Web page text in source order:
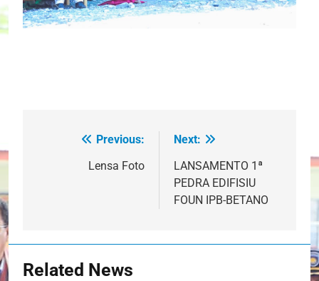
navigation
Previous:
Lensa Foto
Next:
LANSAMENTO 1ª
PEDRA EDIFISIU
FOUN IPB-BETANO
Related News